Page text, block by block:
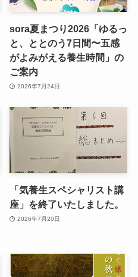
sora夏まつり2026「ゆるっ
と、ととのう7日間〜五感
がよみがえる養生時間」の
ご案内
2026年7月24日
「気養生スペシャリスト講
座」を終了いたしました。
2026年7月20日